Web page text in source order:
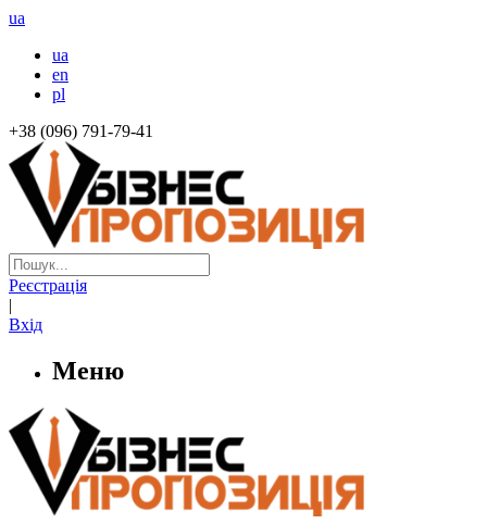
ua
ua
en
pl
+38 (096) 791-79-41
Реєстрація
|
Вхід
Меню